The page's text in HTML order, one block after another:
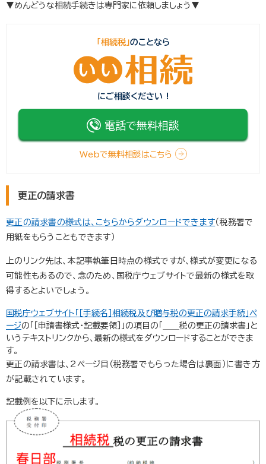
▼めんどうな相続手続きは専門家に依頼しましょう▼
「相続税」のことなら
にご相談ください !
電話で無料相談
Webで無料相談はこちら
更正の請求書
更正の請求書の様式は、こちらからダウンロードできます（税務署で
用紙をもらうこともできます）
上のリンク先は、本記事執筆日時点の様式ですが、様式が変更になる
可能性もあるので、念のため、国税庁ウェブサイトで最新の様式を取
得するとよいでしょう。
国税庁ウェブサイト「［手続名］相続税及び贈与税の更正の請求手続」ペ
ージの「［申請書様式・記載要領］」の項目の「＿＿税の更正の請求書」と
いうテキストリンクから、最新の様式をダウンロードすることができま
す。
更正の請求書は、2ページ目（税務署でもらった場合は裏面）に書き方
が記載されています。
記載例を以下に示します。